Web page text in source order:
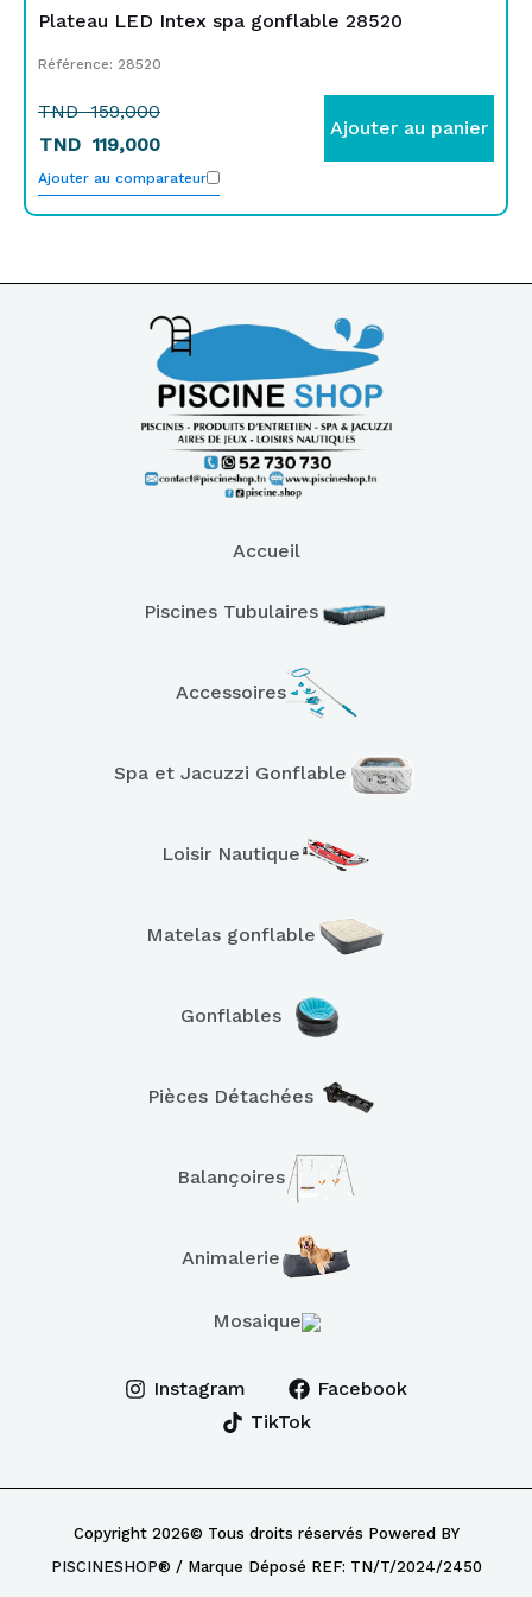
Plateau LED Intex spa gonflable 28520
Référence: 28520
TND159,000
TND 119,000
Ajouter au panier
Ajouter au comparateur
Accueil
Piscines Tubulaires
Accessoires
Spa et Jacuzzi Gonflable
Loisir Nautique
Matelas gonflable
Gonflables
Pièces Détachées
Balançoires
Animalerie
Mosaique
Instagram
Facebook
TikTok
Copyright 2026© Tous droits réservés Powered BY
PISCINESHOP® / Marque Déposé REF: TN/T/2024/2450